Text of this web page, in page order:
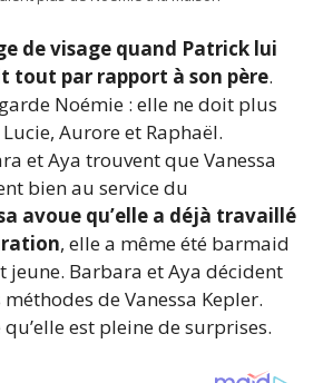
de visage quand Patrick lui
tout par rapport à son père.
Noémie : elle ne doit plus
Aurore et Raphaël.
et Aya trouvent que Vanessa
bien au service du
avoue qu’elle a déjà travaillé
, elle a même été barmaid
jeune. Barbara et Aya décident
de Vanessa Kepler.
est pleine de surprises.